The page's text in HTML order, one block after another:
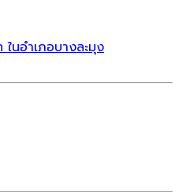
นอำเภอบางละมุง